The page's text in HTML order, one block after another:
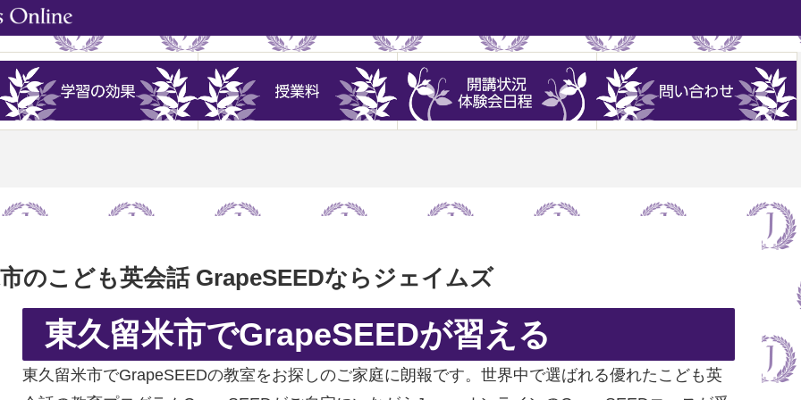
のこども英会話 GrapeSEEDならジェイムズ
東久留米市でGrapeSEEDが習える
東久留米市でGrapeSEEDの教室をお探しのご家庭に朗報です。世界中で選ばれる優れたこども英